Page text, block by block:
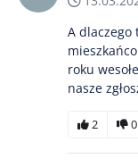
A
roku
nasze
2 0